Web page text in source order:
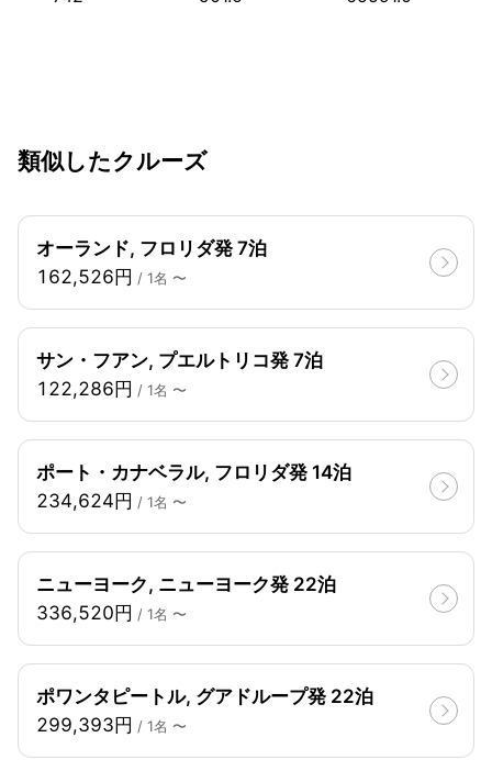
類似したクルーズ
オーランド, フロリダ発 7泊
162,526円 / 1名 〜
サン・フアン, プエルトリコ発 7泊
122,286円 / 1名 〜
ポート・カナベラル, フロリダ発 14泊
234,624円 / 1名 〜
ニューヨーク, ニューヨーク発 22泊
336,520円 / 1名 〜
ポワンタピートル, グアドループ発 22泊
299,393円 / 1名 〜